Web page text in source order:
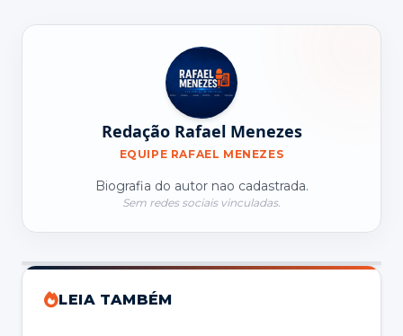
Redação Rafael Menezes
EQUIPE RAFAEL MENEZES
Biografia do autor nao cadastrada.
Sem redes sociais vinculadas.
LEIA TAMBÉM